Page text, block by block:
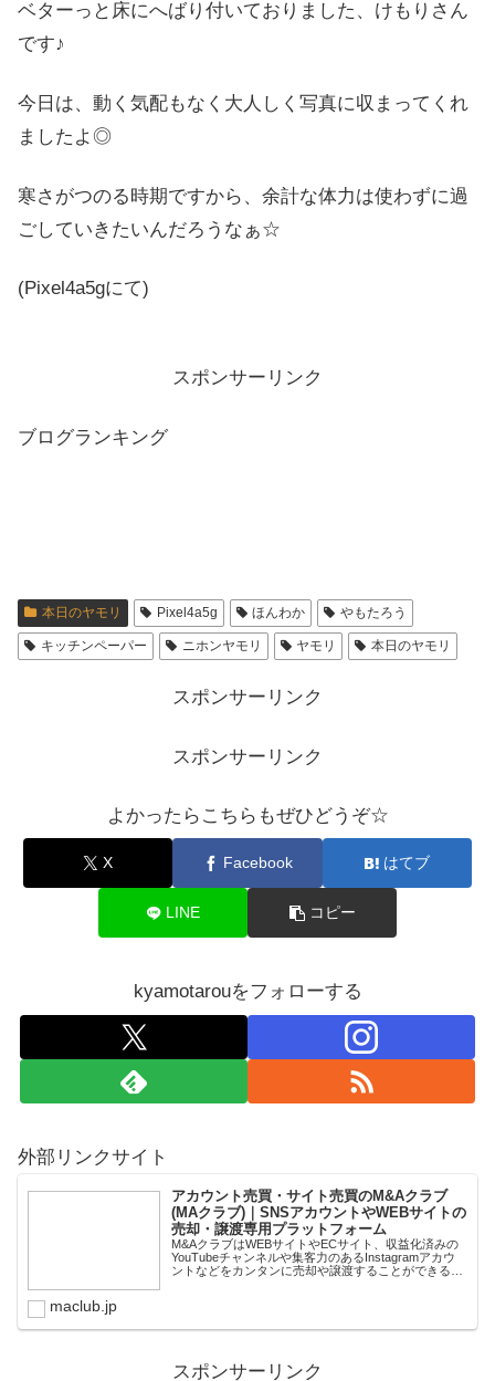
ベターっと床にへばり付いておりました、けもりさん
です♪
今日は、動く気配もなく大人しく写真に収まってくれ
ましたよ◎
寒さがつのる時期ですから、余計な体力は使わずに過
ごしていきたいんだろうなぁ☆
(Pixel4a5gにて)
スポンサーリンク
ブログランキング
本日のヤモリ Pixel4a5g ほんわか やもたろう
キッチンペーパー ニホンヤモリ ヤモリ 本日のヤモリ
スポンサーリンク
スポンサーリンク
よかったらこちらもぜひどうぞ☆
X Facebook はてブ
LINE コピー
kyamotarouをフォローする
外部リンクサイト
アカウント売買・サイト売買のM&Aクラブ
(MAクラブ)｜SNSアカウントやWEBサイトの
売却・譲渡専用プラットフォーム
M&AクラブはWEBサイトやECサイト、収益化済みの
YouTubeチャンネルや集客力のあるInstagramアカウ
ントなどをカンタンに売却や譲渡することができるプ
maclub.jp
スポンサーリンク